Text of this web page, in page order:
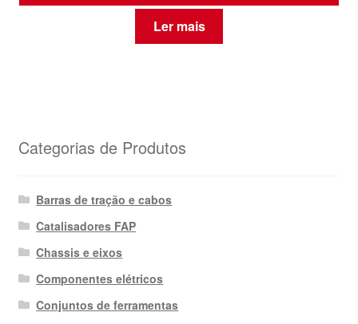
Ler mais
Categorias de Produtos
Barras de tração e cabos
Catalisadores FAP
Chassis e eixos
Componentes elétricos
Conjuntos de ferramentas